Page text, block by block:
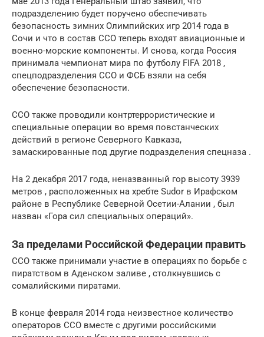
подразделению будет поручено обеспечивать
безопасность зимних Олимпийских игр 2014 года в
Сочи и что в состав ССО теперь входят авиационные и
военно-морские компоненты. И снова, когда Россия
принимала чемпионат мира по футболу FIFA 2018 ,
спецподразделения ССО и ФСБ взяли на себя
обеспечение безопасности.
ССО также проводили контртеррористические и
специальные операции во время повстанческих
действий в регионе Северного Кавказа,
замаскированные под другие подразделения спецназа .
На 2 декабря 2017 года, неназванный гор высоту 3939
метров , расположенных на хребте Sudor в Ирафском
районе в Республике Северной Осетии-Алании , был
назван «Гора сил специальных операций».
За пределами Российской Федерации править
ССО также принимали участие в операциях по борьбе с
пиратством в Аденском заливе , столкнувшись с
сомалийскими пиратами.
В конце февраля 2014 года неизвестное количество
операторов ССО вместе с другими российскими